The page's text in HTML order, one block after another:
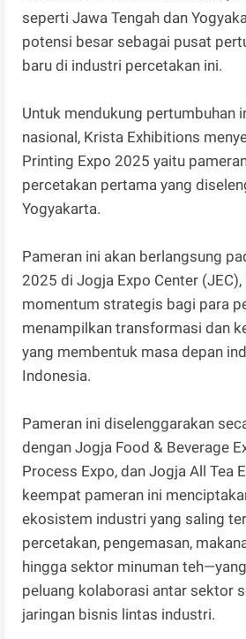
seperti Jawa Tengah dan
potensi besar sebagai pusat
baru di industri percetakan ini.
Untuk mendukung pertumbuhan
nasional, Krista Exhibitions
Printing Expo 2025 yaitu
percetakan pertama yang
Yogyakarta.
Pameran ini akan berlangsung
2025 di Jogja Expo Center (JEC),
momentum strategis bagi para
menampilkan transformasi dan
yang membentuk masa depan
Indonesia.
Pameran ini diselenggarakan
dengan Jogja Food & Beverage
Process Expo, dan Jogja All Tea
keempat pameran ini
ekosistem industri yang saling
percetakan, pengemasan,
hingga sektor minuman
peluang kolaborasi antar sektor
jaringan bisnis lintas industri.